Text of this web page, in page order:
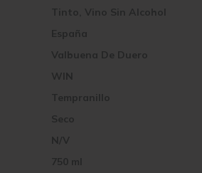
España
N/V
Valbuena De Duero
750 ml
WIN
Tempranillo
Tinto, Vino Sin Alcohol
Seco